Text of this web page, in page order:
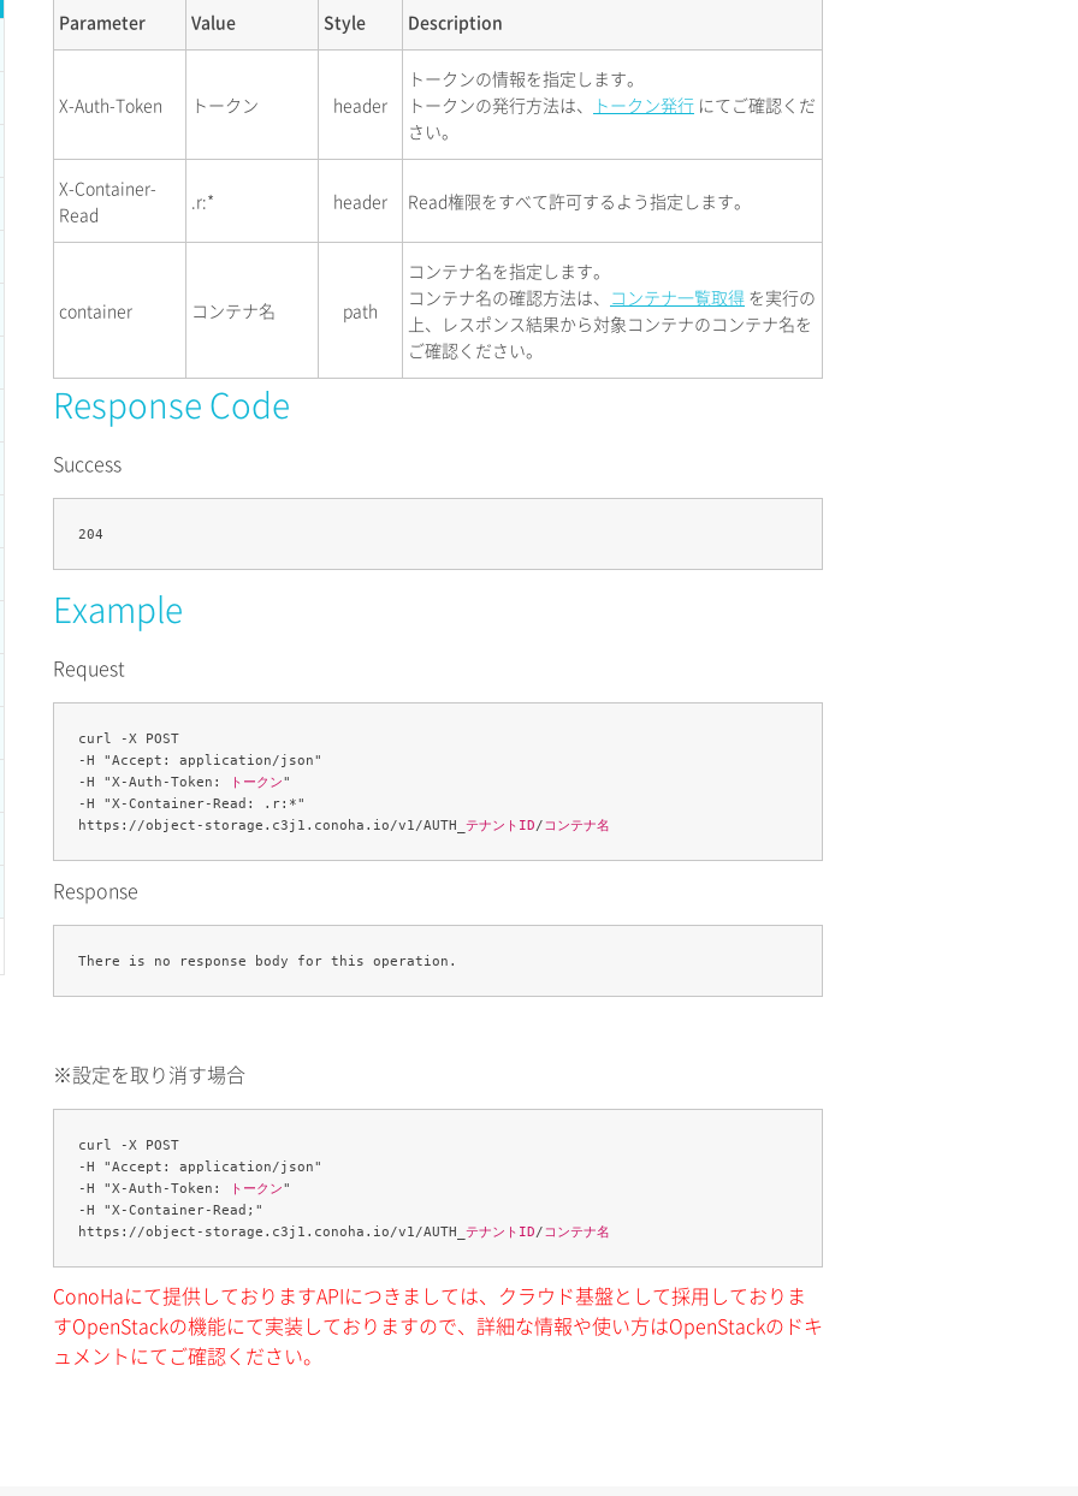
Parameter Value Style Description
X-Auth-Token トークン header
トークンの情報を指定します。
トークンの発行方法は、
トークン発行 にてご確認くだ
さい。
X-Container-
Read
.r:* header Read権限をすべて許可するよう指定します。
container コンテナ名 path
コンテナ名を指定します。
コンテナ名の確認方法は、 コンテナ一覧取得 を実行の
上、レスポンス結果から対象コンテナのコンテナ名を
ご確認ください。
Response Code
Success
Example
Request
curl -X POST
-H "Accept: application/json"
-H "X-Auth-Token:
トークン"
-H "X-Container-Read: .r:*"
https://object-storage.c3j1.conoha.io/v1/AUTH_ テナントID/コンテナ名
Response
※設定を取り消す場合
curl -X POST
-H "Accept: application/json"
-H "X-Auth-Token:
トークン"
-H "X-Container-Read;"
https://object-storage.c3j1.conoha.io/v1/AUTH_ テナントID/コンテナ名
ConoHaにて提供しておりますAPIにつきましては、クラウド基盤として採用しておりま
すOpenStackの機能にて実装しておりますので、詳細な情報や使い方はOpenStackのドキ
ュメントにてご確認ください。